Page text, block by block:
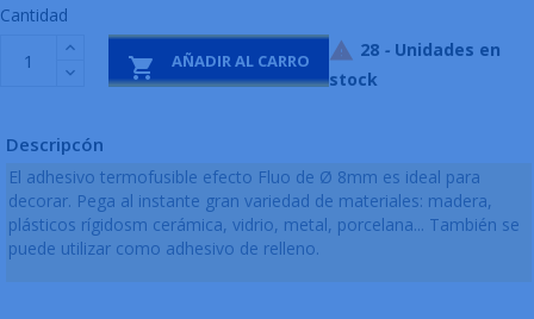
Cantidad
 AÑADIR AL CARRO  28 - Unidades en
stock
Descripcón
El adhesivo termofusible efecto Fluo de Ø 8mm es ideal para
decorar. Pega al instante gran variedad de materiales: madera,
plásticos rígidosm cerámica, vidrio, metal, porcelana... También se
puede utilizar como adhesivo de relleno.